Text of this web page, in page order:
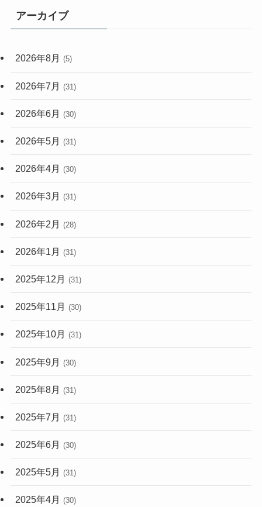
(33)
(248)
アーカイブ
2026年8月 (5)
2026年7月 (31)
2026年6月 (30)
2026年5月 (31)
2026年4月 (30)
2026年3月 (31)
2026年2月 (28)
2026年1月 (31)
2025年12月 (31)
2025年11月 (30)
2025年10月 (31)
2025年9月 (30)
2025年8月 (31)
2025年7月 (31)
2025年6月 (30)
2025年5月 (31)
2025年4月 (30)